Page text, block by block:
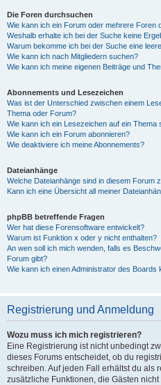
Die Foren durchsuchen
Wie kann ich ein Forum oder mehrere Foren
Weshalb erhalte ich bei der Suche keine
Warum bekomme ich bei der Suche eine
Wie kann ich nach Mitgliedern suchen?
Wie kann ich meine eigenen Beiträge und
Abonnements und Lesezeichen
Was ist der Unterschied zwischen einem
Thema oder Forum?
Wie kann ich ein Lesezeichen auf ein
Wie kann ich ein Forum abonnieren?
Wie deaktiviere ich meine Abonnements?
Dateianhänge
Welche Dateianhänge sind in diesem Forum
Kann ich eine Übersicht all meiner
phpBB betreffende Fragen
Wer hat diese Forensoftware entwickelt?
Warum ist Funktion x oder y nicht enthalten?
An wen soll ich mich wenden, falls es
Forum gibt?
Wie kann ich einen Administrator des Boards
Registrierung und Anmeldung
Wozu muss ich mich registrieren?
Eine Registrierung ist nicht unbedingt
dieses Forums entscheidet, ob du
schreiben. Auf jeden Fall erhältst du als
zusätzliche Funktionen, die Gästen